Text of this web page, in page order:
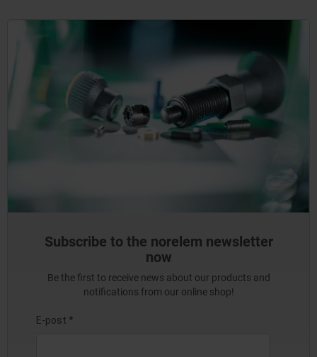
Subscribe to the norelem newsletter
now
Be the first to receive news about our products and
notifications from our online shop!